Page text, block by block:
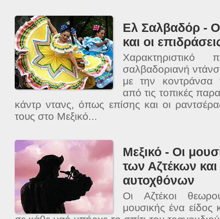
Ελ Σαλβαδόρ -
και οι
Χαρακτηριστικό
σαλβαδοριανή
με την κοντράνσα
από τις τοπικές
κάντρ ντανς, όπως επίσης και οι
τους στο Μεξικό...
Μεξικό - Οι
των Αζτέκων
αυτοχθόνων
Οι Αζτέκοι
μουσικής ένα είδος